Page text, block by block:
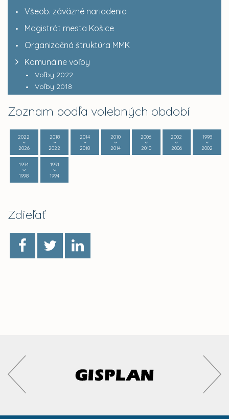
Všeob. záväzné nariadenia
Magistrát mesta Košice
Organizačná štruktúra MMK
Komunálne voľby
Voľby 2022
Voľby 2018
Zoznam podľa volebných období
2022
2026
2018
2022
2014
2018
2010
2014
2006
2010
2002
2006
1998
2002
1994
1998
1991
1994
Zdieľať